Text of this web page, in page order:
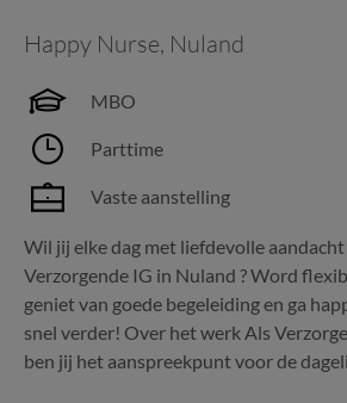
Happy Nurse, Nuland
MBO
Parttime
Vaste aanstelling
Wil jij elke dag met liefdevolle aandacht
Verzorgende IG in Nuland ? Word
geniet van goede begeleiding en ga
snel verder! Over het werk Als
ben jij het aanspreekpunt voor de